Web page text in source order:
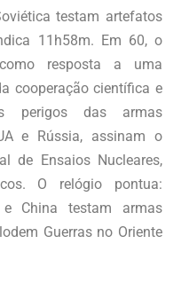
testam artefatos
11h58m. Em 60, o
resposta a uma
cooperação científica e
perigos das armas
e Rússia, assinam o
de Ensaios Nucleares,
O relógio pontua:
e China testam armas
Guerras no Oriente